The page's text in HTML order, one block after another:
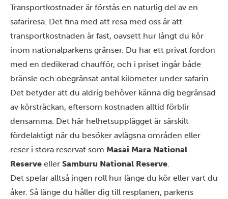
Transportkostnader är förstås en naturlig del av en
safariresa. Det fina med att resa med oss är att
transportkostnaden är fast, oavsett hur långt du kör
inom nationalparkens gränser. Du har ett privat fordon
med en dedikerad chaufför, och i priset ingår både
bränsle och obegränsat antal kilometer under safarin.
Det betyder att du aldrig behöver känna dig begränsad
av körsträckan, eftersom kostnaden alltid förblir
densamma. Det här helhetsupplägget är särskilt
fördelaktigt när du besöker avlägsna områden eller
reser i stora reservat som Masai Mara National
Reserve eller Samburu National Reserve
Det spelar alltså ingen roll hur länge du kör eller vart du
åker. Så länge du håller dig till resplanen, parkens